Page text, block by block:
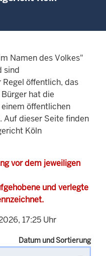
Namen des Volkes"
sind
öffentlich, das
hat die
öffentlichen
Auf dieser Seite finden
Köln
vor dem jeweiligen
und verlegte
17:25 Uhr
Datum und Sortierung